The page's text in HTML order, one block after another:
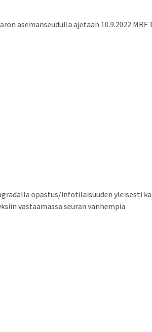
asemanseudulla ajetaan 10.9.2022 MRF
opastus/infotilaisuuden yleisesti
vastaamassa seuran vanhempia